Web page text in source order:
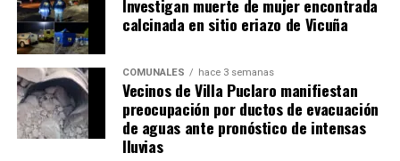
Investigan muerte de mujer encontrada
calcinada en sitio eriazo de Vicuña
COMUNALES hace 3 semanas
Vecinos de Villa Puclaro manifiestan
preocupación por ductos de evacuación
de aguas ante pronóstico de intensas
lluvias